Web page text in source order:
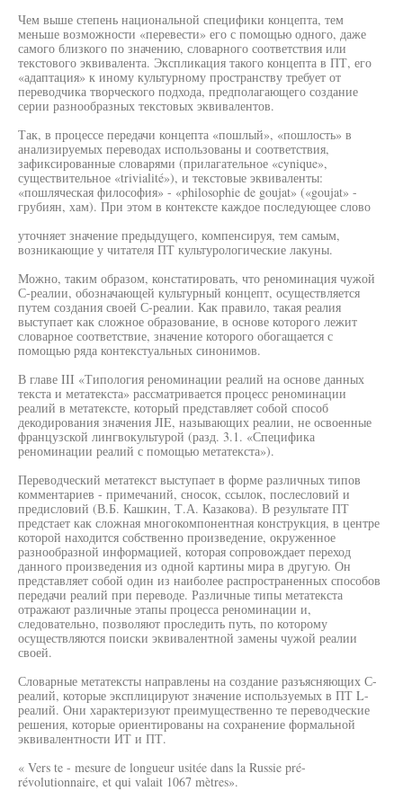
Чем выше степень национальной специфики концепта, тем
меньше возможности «перевести» его с помощью одного, даже
самого близкого по значению, словарного соответствия или
текстового эквивалента. Экспликация такого концепта в ПТ, его
«адаптация» к иному культурному пространству требует от
переводчика творческого подхода, предполагающего создание
серии разнообразных текстовых эквивалентов.
Так, в процессе передачи концепта «пошлый», «пошлость» в
анализируемых переводах использованы и соответствия,
зафиксированные словарями (прилагательное «cynique»,
существительное «trivialité»), и текстовые эквиваленты:
«пошляческая философия» - «philosophie de goujat» («goujat» -
грубиян, хам). При этом в контексте каждое последующее слово
уточняет значение предыдущего, компенсируя, тем самым,
возникающие у читателя ПТ культурологические лакуны.
Можно, таким образом, констатировать, что реноминация чужой
С-реалии, обозначающей культурный концепт, осуществляется
путем создания своей С-реалии. Как правило, такая реалия
выступает как сложное образование, в основе которого лежит
словарное соответствие, значение которого обогащается с
помощью ряда контекстуальных синонимов.
В главе III «Типология реноминации реалий на основе данных
текста и метатекста» рассматривается процесс реноминации
реалий в метатексте, который представляет собой способ
декодирования значения JIE, называющих реалии, не освоенные
французской лингвокультурой (разд. 3.1. «Специфика
реноминации реалий с помощью метатекста»).
Переводческий метатекст выступает в форме различных типов
комментариев - примечаний, сносок, ссылок, послесловий и
предисловий (В.Б. Кашкин, Т.А. Казакова). В результате ПТ
предстает как сложная многокомпонентная конструкция, в центре
которой находится собственно произведение, окруженное
разнообразной информацией, которая сопровождает переход
данного произведения из одной картины мира в другую. Он
представляет собой один из наиболее распространенных способов
передачи реалий при переводе. Различные типы метатекста
отражают различные этапы процесса реноминации и,
следовательно, позволяют проследить путь, по которому
осуществляются поиски эквивалентной замены чужой реалии
своей.
Словарные метатексты направлены на создание разъясняющих С-
реалий, которые эксплицируют значение используемых в ПТ L-
реалий. Они характеризуют преимущественно те переводческие
решения, которые ориентированы на сохранение формальной
эквивалентности ИТ и ПТ.
« Vers te - mesure de longueur usitée dans la Russie pré-
révolutionnaire, et qui valait 1067 mètres».